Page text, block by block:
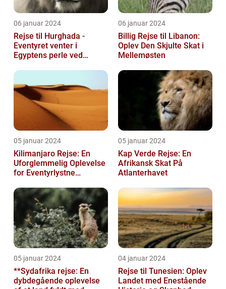
06 januar 2024
Rejse til Hurghada -
Eventyret venter i
Egyptens perle ved
06 januar 2024
Billig Rejse til Libanon:
Oplev Den Skjulte Skat i
Mellemøsten
05 januar 2024
Kilimanjaro Rejse: En
Uforglemmelig Oplevelse
for Eventyrlystne
05 januar 2024
Kap Verde Rejse: En
Afrikansk Skat På
Atlanterhavet
05 januar 2024
**Sydafrika rejse: En
dybdegående oplevelse
04 januar 2024
Rejse til Tunesien: Oplev
Landet med Enestående